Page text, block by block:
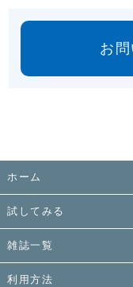
お
ホーム
試してみる
雑誌一覧
利用方法